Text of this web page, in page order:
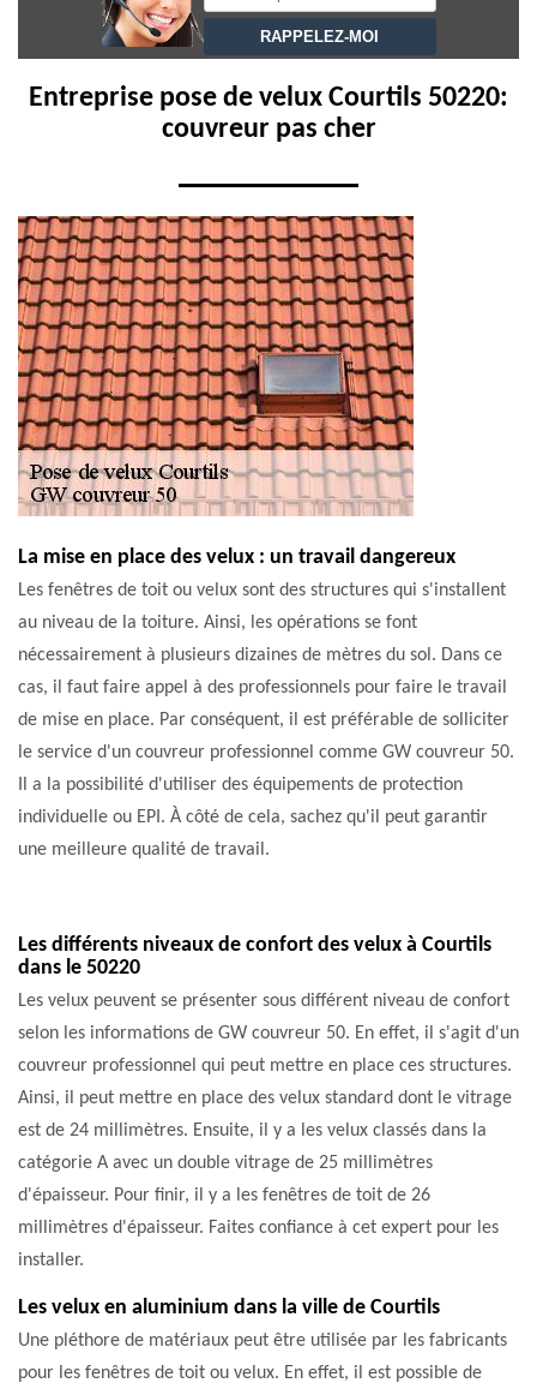
Entreprise pose de velux Courtils 50220:
couvreur pas cher
La mise en place des velux : un travail dangereux
Les fenêtres de toit ou velux sont des structures qui s'installent
au niveau de la toiture. Ainsi, les opérations se font
nécessairement à plusieurs dizaines de mètres du sol. Dans ce
cas, il faut faire appel à des professionnels pour faire le travail
de mise en place. Par conséquent, il est préférable de solliciter
le service d'un couvreur professionnel comme GW couvreur 50.
Il a la possibilité d'utiliser des équipements de protection
individuelle ou EPI. À côté de cela, sachez qu'il peut garantir
une meilleure qualité de travail.
Les différents niveaux de confort des velux à Courtils
dans le 50220
Les velux peuvent se présenter sous différent niveau de confort
selon les informations de GW couvreur 50. En effet, il s'agit d'un
couvreur professionnel qui peut mettre en place ces structures.
Ainsi, il peut mettre en place des velux standard dont le vitrage
est de 24 millimètres. Ensuite, il y a les velux classés dans la
catégorie A avec un double vitrage de 25 millimètres
d'épaisseur. Pour finir, il y a les fenêtres de toit de 26
millimètres d'épaisseur. Faites confiance à cet expert pour les
installer.
Les velux en aluminium dans la ville de Courtils
Une pléthore de matériaux peut être utilisée par les fabricants
pour les fenêtres de toit ou velux. En effet, il est possible de